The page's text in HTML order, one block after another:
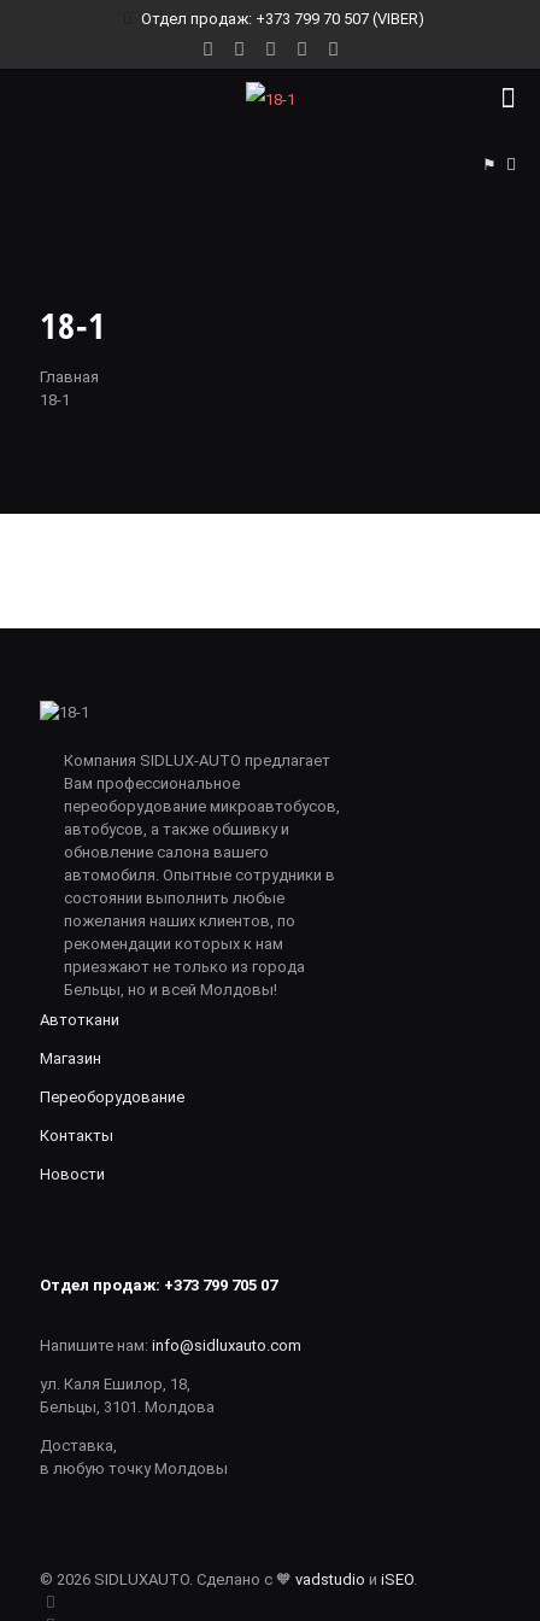
Отдел продаж: +373 799 70 507 (VIBER)
⚑
18-1
Главная
18-1
Компания SIDLUX-AUTO предлагает
Вам профессиональное
переоборудование микроавтобусов,
автобусов, а также обшивку и
обновление салона вашего
автомобиля. Опытные сотрудники в
состоянии выполнить любые
пожелания наших клиентов, по
рекомендации которых к нам
приезжают не только из города
Бельцы, но и всей Молдовы!
Автоткани
Магазин
Переоборудование
Контакты
Новости
Отдел продаж: +373 799 705 07
Напишите нам: info@sidluxauto.com
ул. Каля Ешилор, 18,
Бельцы, 3101. Молдова
Доставка,
в любую точку Молдовы
© 2026 SIDLUXAUTO. Сделано с 🧡 vadstudio и iSEO